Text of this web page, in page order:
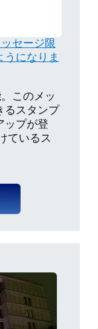
セージ限
になりま
このメッ
るスタンプ
ップが登
ているス